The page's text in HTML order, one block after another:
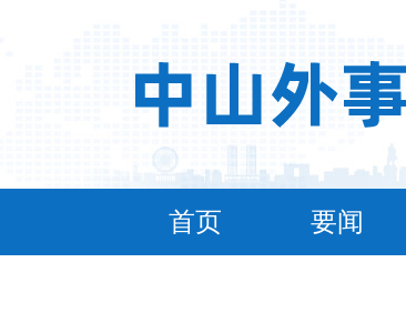
首页 要闻